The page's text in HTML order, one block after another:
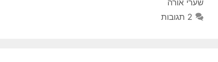
שערי אורה
2 תגובות